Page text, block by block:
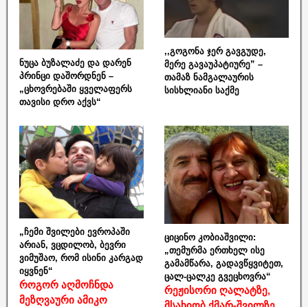
ნუცა ბუზალაძე და დარენ
პრინცი დაშორდნენ –
„ცხოვრებაში ყველაფერს
თავისი დრო აქვს“
,,გოგონა ჯერ გავგუდე,
მერე გავაუპატიურე” –
თამაზ ნამგალაურის
სისხლიანი საქმე
„ჩემი შვილები ევროპაში
არიან, ვცდილობ, ბევრი
ვიმუშაო, რომ ისინი კარგად
იყვნენ“
როგორ აღმოჩნდა
მეზღვაური ამიკო
ციცინო კობიაშვილი:
„თემურმა ერთხელ ისე
გამამწარა, გადავწყვიტეთ,
ცალ-ცალკე გვეცხოვრა“
რეჟისორი ღალატზე,